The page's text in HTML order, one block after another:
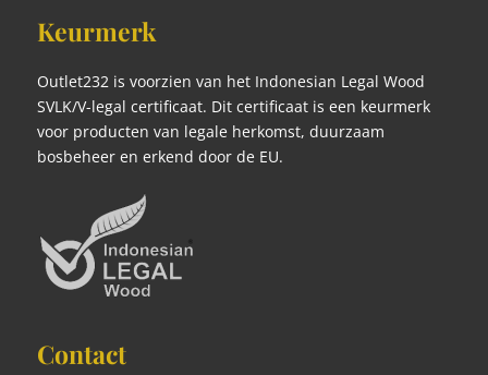
Keurmerk
Outlet232 is voorzien van het Indonesian Legal Wood
SVLK/V-legal certificaat. Dit certificaat is een keurmerk
voor producten van legale herkomst, duurzaam
bosbeheer en erkend door de EU.
Contact